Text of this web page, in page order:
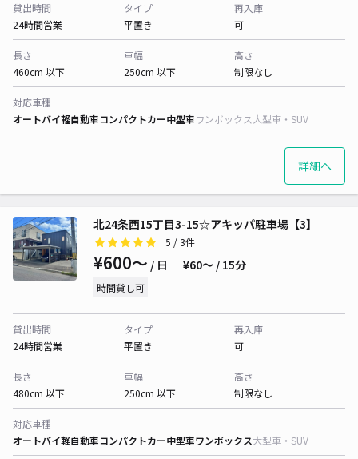
貸出時間
24時間営業
タイプ
平置き
再入庫
可
長さ
460cm 以下
車幅
250cm 以下
高さ
制限なし
対応車種
オートバイ軽自動車コンパクトカー中型車ワンボックス大型車・SUV
詳細へ
北24条西15丁目3-15☆アキッパ駐車場【3】
5 / 3件
¥600〜 / 日 ¥60〜 / 15分
時間貸し可
貸出時間
24時間営業
タイプ
平置き
再入庫
可
長さ
480cm 以下
車幅
250cm 以下
高さ
制限なし
対応車種
オートバイ軽自動車コンパクトカー中型車ワンボックス大型車・SUV